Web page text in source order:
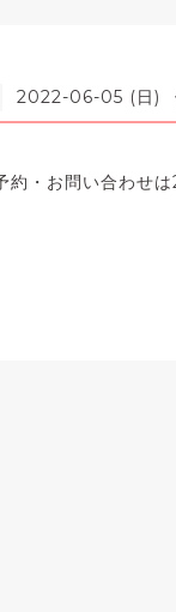
2022-06-05 (日)
約・お問い合わせは